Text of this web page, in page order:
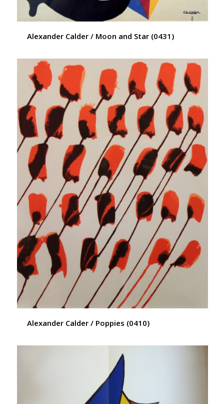
Alexander Calder / Moon and Star (0431)
Alexander Calder / Poppies (0410)